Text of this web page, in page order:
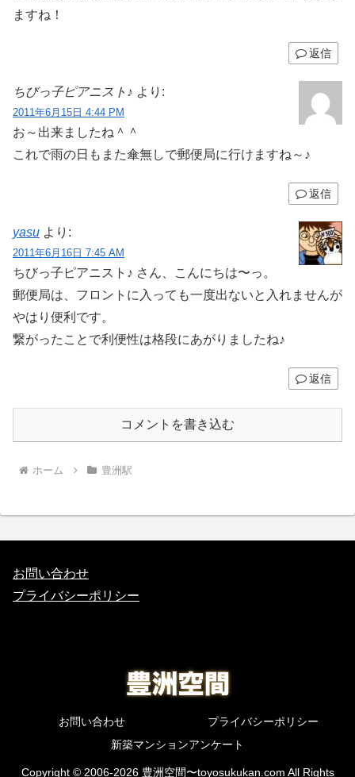
ますね！
返信
ちびっ子ピアニスト♪ より:
2011年6月15日 4:44 PM
お～出来ましたね＾＾
これで雨の日もまた傘無しで郵便局に行けますね～♪
返信
yasu より:
2011年6月16日 7:45 AM
ちびっ子ピアニスト♪ さん、こんにちは〜っ。
郵便局は、フロントに入っても一度出ないと入れませんが
やはり便利です。
繋がったことで利便性は格段にあがりましたね♪
返信
コメントを書き込む
ホーム 豊洲駅
お問い合わせ
プライバシーポリシー
お問い合わせ
プライバシーポリシー
新築マンションアンケート
Copyright © 2006-2026 豊洲空間〜toyosukukan.com All Rights